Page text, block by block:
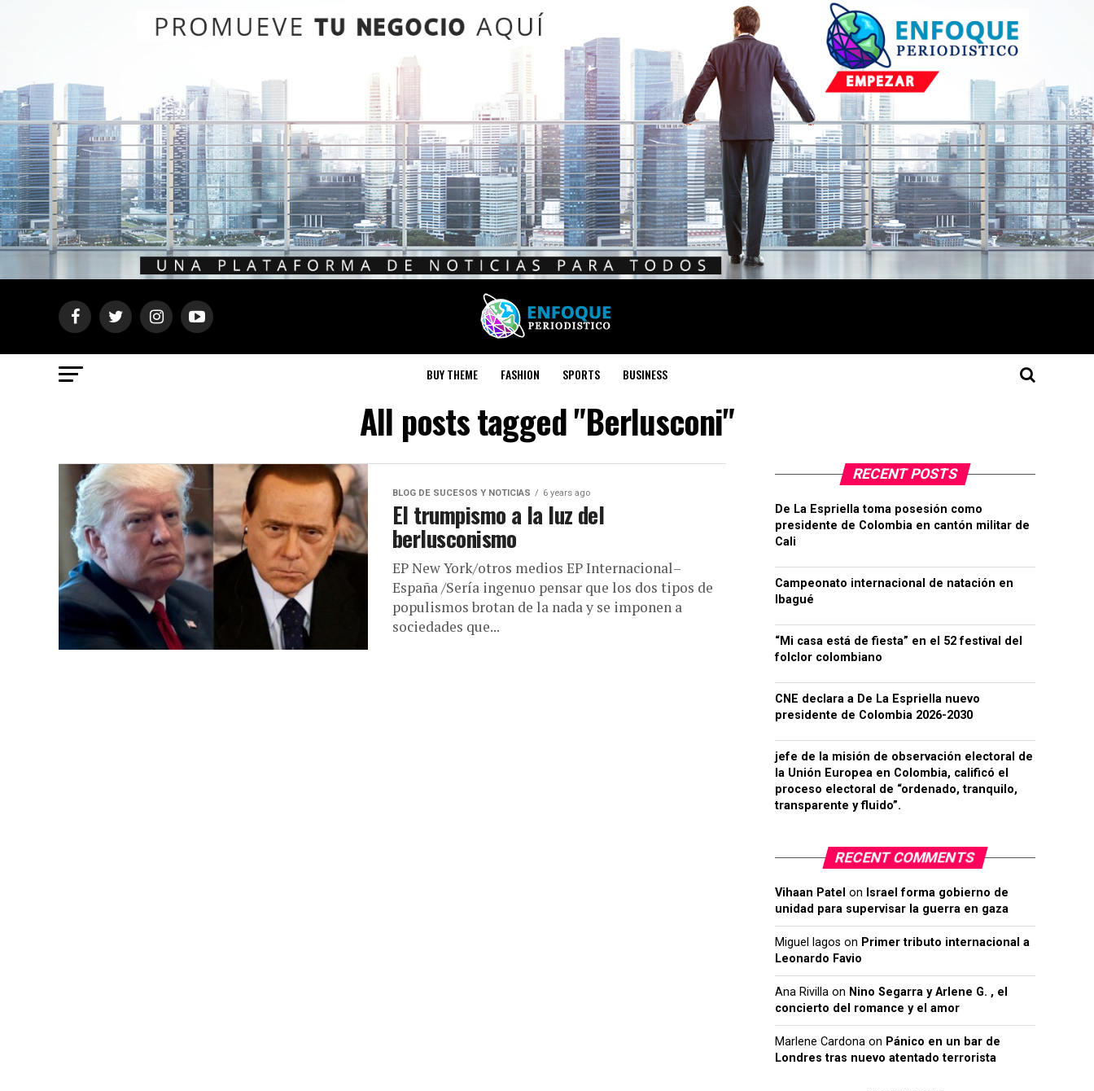
BUY THEME FASHION SPORTS BUSINESS
All posts tagged "Berlusconi"
BLOG DE SUCESOS Y NOTICIAS 6 years ago
El trumpismo a la luz del
berlusconismo
EP New York/otros medios EP Internacional–
España /Sería ingenuo pensar que los dos tipos de
populismos brotan de la nada y se imponen a
sociedades que...
RECENT POSTS
De La Espriella toma posesión como
presidente de Colombia en cantón militar de
Cali
Campeonato internacional de natación en
Ibagué
“Mi casa está de fiesta” en el 52 festival del
folclor colombiano
CNE declara a De La Espriella nuevo
presidente de Colombia 2026-2030
jefe de la misión de observación electoral de
la Unión Europea en Colombia, calificó el
proceso electoral de “ordenado, tranquilo,
transparente y fluido”.
RECENT COMMENTS
Vihaan Patel on Israel forma gobierno de
unidad para supervisar la guerra en gaza
Miguel lagos on Primer tributo internacional a
Leonardo Favio
Ana Rivilla on Nino Segarra y Arlene G. , el
concierto del romance y el amor
Marlene Cardona on Pánico en un bar de
Londres tras nuevo atentado terrorista